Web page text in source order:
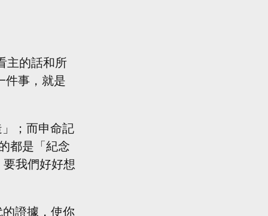
主的話和所
件事，就是
；而申命記
都是「紀念
我們好好想
證據，使你